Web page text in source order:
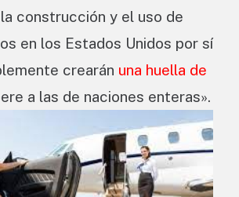
construcción y el uso de
en los Estados Unidos por sí
crearán una huella de
a las de naciones enteras».